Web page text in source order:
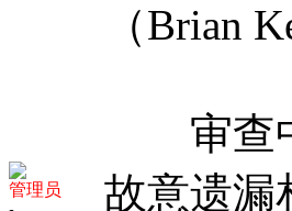
管理员
（Brian
审查中
故意遗漏